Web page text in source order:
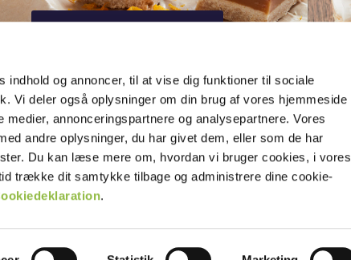
indhold og annoncer, til at vise dig funktioner til sociale
Vi deler også oplysninger om din brug af vores hjemmeside
annonceringspartnere og analysepartnere. Vores
andre oplysninger, du har givet dem, eller som de har
Du kan læse mere om, hvordan vi bruger cookies, i vores
trække dit samtykke tilbage og administrere dine cookie-
.
RECEPT
FILMER
PRODUKTER
KONTAKT